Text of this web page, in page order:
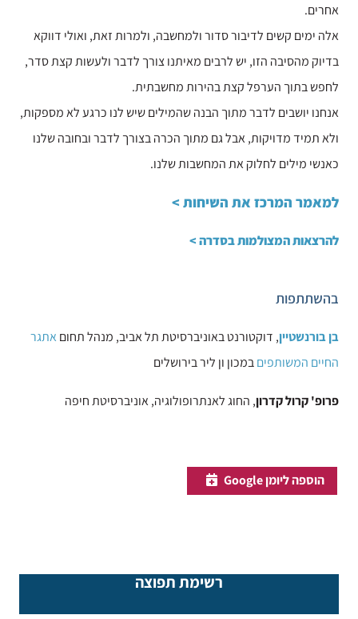
רשימת תפוצה
אחרים.
אלה ימים קשים לדיבור סדור ולמחשבה, ולמרות זאת, ואולי דווקא
בדיוק מהסיבה הזו, יש לרבים מאיתנו צורך לדבר ולעשות קצת סדר,
לחפש בתוך הערפל קצת בהירות מחשבתית.
אנחנו יושבים לדבר מתוך הבנה שהמילים שיש לנו כרגע לא מספקות,
ולא תמיד מדויקות, אבל גם מתוך הכרה בצורך לדבר ובחובה שלנו
כאנשי מילים לחלוק את המחשבות שלנו.
למאמר המרכז את השיחות >
להרצאות המצולמות בסדרה >
בהשתתפות
בן בורנשטיין, דוקטורנט באוניברסיטת תל אביב, מנהל תחום אתגר
החיים המשותפיםבמכון ון ליר בירושלים
פרופ' קרול קדרון, החוג לאנתרופולוגיה, אוניברסיטת חיפה
הוספה ליומן Google